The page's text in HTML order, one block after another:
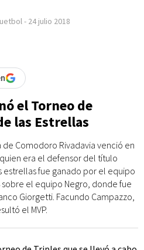
- 24 julio 2018
el Torneo de
las Estrellas
de Comodoro Rivadavia venció en
era el defensor del título
estrellas fue ganado por el equipo
el equipo Negro, donde fue
Giorgetti. Facundo Campazzo,
el MVP.